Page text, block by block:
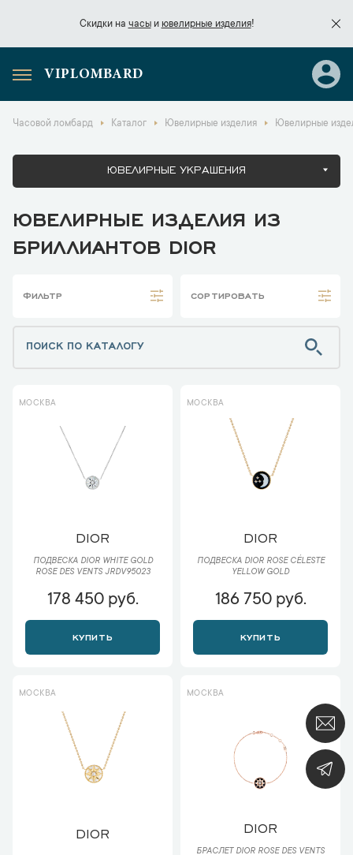
Скидки на часыи ювелирные изделия!
Скидки начасы
VIPLOMBARD
Часовой ломбард Каталог Ювелирные изделия Ювелирные
ЮВЕЛИРНЫЕ УКРАШЕНИЯ
ЮВЕЛИРНЫЕ ИЗДЕЛИЯ ИЗ
БРИЛЛИАНТОВ DIOR
ФИЛЬТР СОРТИРОВАТЬ
МОСКВА
DIOR
ПОДВЕСКА DIOR WHITE GOLD
ROSE DES VENTS JRDV95023
178 450 руб.
КУПИТЬ
МОСКВА
DIOR
ПОДВЕСКА DIOR ROSE CÉLESTE
YELLOW GOLD
186 750 руб.
КУПИТЬ
МОСКВА
DIOR
МОСКВА
DIOR
БРАСЛЕТ DIOR ROSE DES VENTS